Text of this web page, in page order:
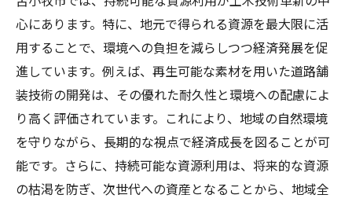
心にあります。特に、地元で得られる資源を最大限に活
用することで、環境への負担を減らしつつ経済発展を促
進しています。例えば、再生可能な素材を用いた道路舗
装技術の開発は、その優れた耐久性と環境への配慮によ
り高く評価されています。これにより、地域の自然環境
を守りながら、長期的な視点で経済成長を図ることが可
能です。さらに、持続可能な資源利用は、将来的な資源
の枯渇を防ぎ、次世代への資産となることから、地域全